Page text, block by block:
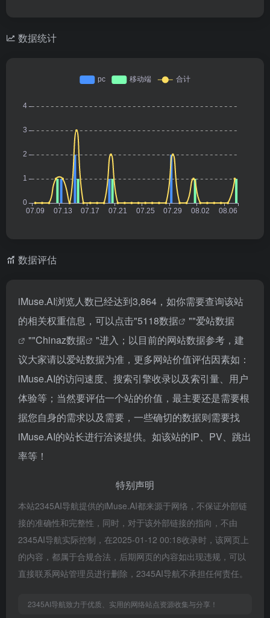
数据统计
数据评估
iMuse.AI浏览人数已经达到3,864，如你需要查询该站
的相关权重信息，可以点击"5118数据 ""爱站数据
""Chinaz数据
"进入；以目前的网站数据参考，建
议大家请以爱站数据为准，更多网站价值评估因素如：
iMuse.AI的访问速度、搜索引擎收录以及索引量、用户
体验等；当然要评估一个站的价值，最主要还是需要根
据您自身的需求以及需要，一些确切的数据则需要找
iMuse.AI的站长进行洽谈提供。如该站的IP、PV、跳出
率等！
特别声明
本站2345AI导航提供的iMuse.AI都来源于网络，不保证外部链
接的准确性和完整性，同时，对于该外部链接的指向，不由
2345AI导航实际控制，在2025-01-12 00:18收录时，该网页上
的内容，都属于合规合法，后期网页的内容如出现违规，可以
直接联系网站管理员进行删除，2345AI导航不承担任何责任。
2345AI导航致力于优质、实用的网络站点资源收集与分享！